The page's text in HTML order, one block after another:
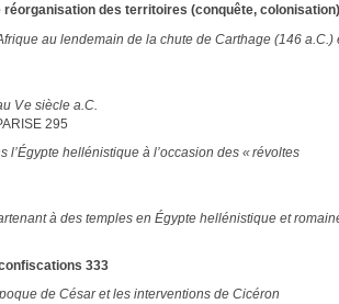
réorganisation des territoires (conquête,
au lendemain de la chute de Carthage (146 a.C.)
V e siècle a.C.
295
l’Égypte hellénistique à l’occasion des « révoltes
à des temples en Égypte hellénistique et
333
de César et les interventions de Cicéron